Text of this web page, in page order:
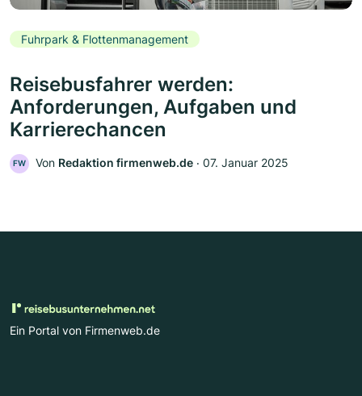
Fuhrpark & Flottenmanagement
Reisebusfahrer werden:
Anforderungen, Aufgaben und
Karrierechancen
FW Von Redaktion firmenweb.de ‧ 07. Januar 2025
Ein Portal von Firmenweb.de